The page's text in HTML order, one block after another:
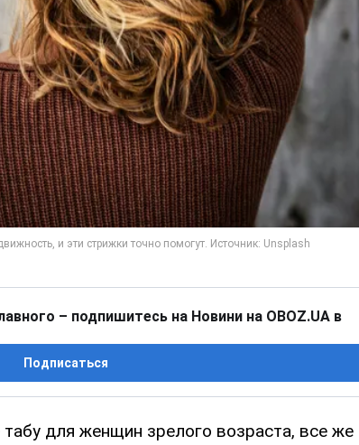
– подпишитесь на Новини на OBOZ.UA в
Подписаться
для женщин зрелого возраста, все же